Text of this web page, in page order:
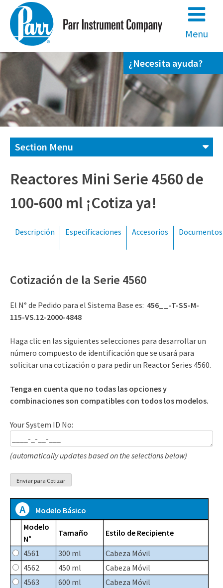
content
Menu
¿Necesita ayuda?
Contáctenos
(309) 762-7716
Section Menu
Reactores Mini Serie 4560 de
100-600 ml ¡Cotiza ya!
Descripción Especificaciones Accesorios Documentos
Cotización de la Serie 4560
El N° de Pedido para el Sistema Base es: 456__-T-SS-M-
115-VS.12-2000-4848
Haga clic en las siguientes selecciones para desarrollar un
número compuesto de identificación que se usará para
solicitar una cotización o para pedir un Reactor Series 4560.
Tenga en cuenta que no todas las opciones y
combinaciones son compatibles con todos los modelos.
Your System ID No:
(automatically updates based on the selections below)
A
Modelo Básico
Modelo
N°
Tamaño Estilo de Recipiente
4561 300 ml
Cabeza Móvil
4562
450 ml
Cabeza Móvil
4563
600 ml
Cabeza Móvil